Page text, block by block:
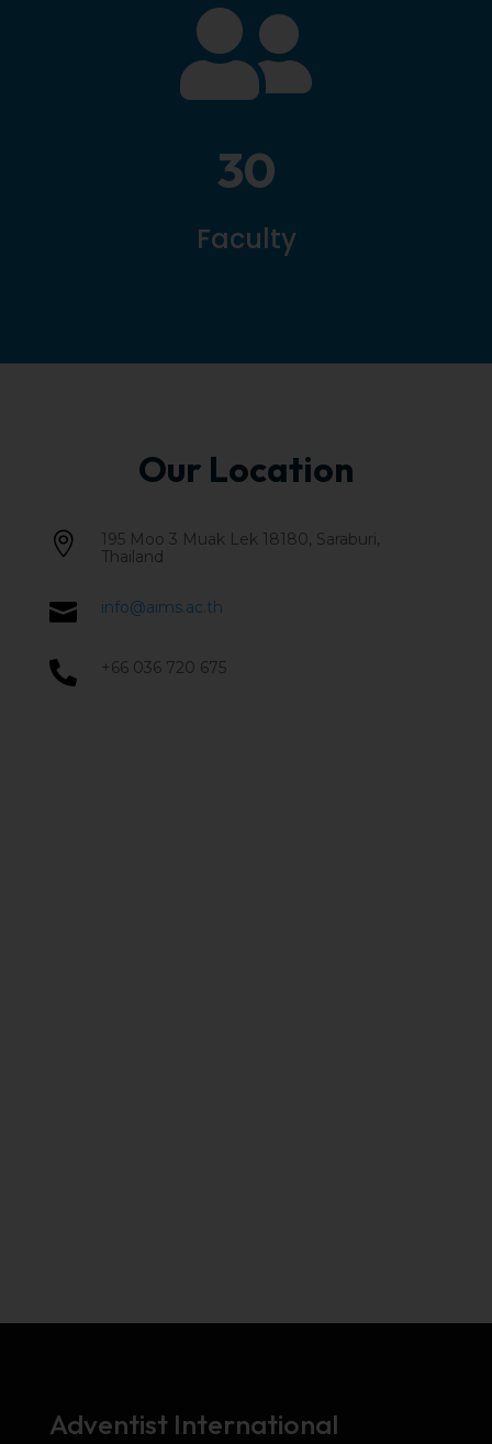

30
Faculty
Our Location

195 Moo 3 Muak Lek 18180, Saraburi,
Thailand
 info@aims.ac.th
 +66 036 720 675
Adventist International